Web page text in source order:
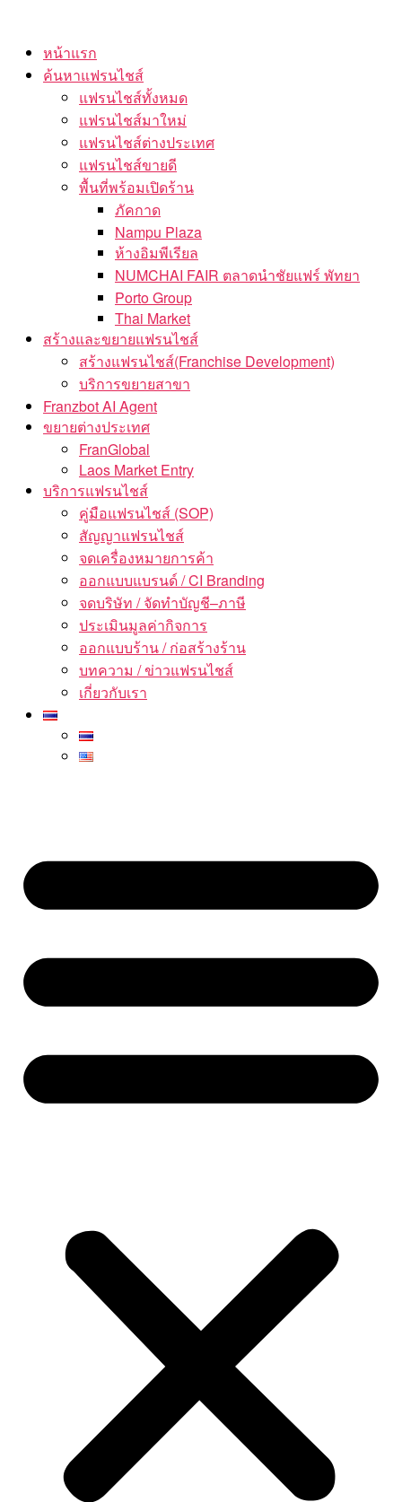
content
หน้าแรก
ค้นหาแฟรนไชส์
แฟรนไชส์ทั้งหมด
แฟรนไชส์มาใหม่
แฟรนไชส์ต่างประเทศ
แฟรนไชส์ขายดี
พื้นที่พร้อมเปิดร้าน
ภัคกาด
Nampu Plaza
ห้างอิมพีเรียล
NUMCHAI FAIR ตลาดนำชัยแฟร์ พัทยา
Porto Group
Thai Market
สร้างและขยายแฟรนไชส์
สร้างแฟรนไชส์(Franchise Development)
บริการขยายสาขา
Franzbot AI Agent
ขยายต่างประเทศ
FranGlobal
Laos Market Entry
บริการแฟรนไชส์
คู่มือแฟรนไชส์ (SOP)
สัญญาแฟรนไชส์
จดเครื่องหมายการค้า
ออกแบบแบรนด์ / CI Branding
จดบริษัท / จัดทำบัญชี–ภาษี
ประเมินมูลค่ากิจการ
ออกแบบร้าน / ก่อสร้างร้าน
บทความ / ข่าวแฟรนไชส์
เกี่ยวกับเรา